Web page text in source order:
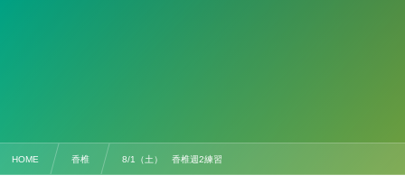
HOME 香椎 8/1（土） 香椎週2練習